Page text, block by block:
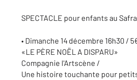
SPECTACLE pour enfants au
• Dimanche 14 décembre 16h30 /
«LE PÈRE NOËL A DISPARU»
Compagnie l'Artscène /
Une histoire touchante pour